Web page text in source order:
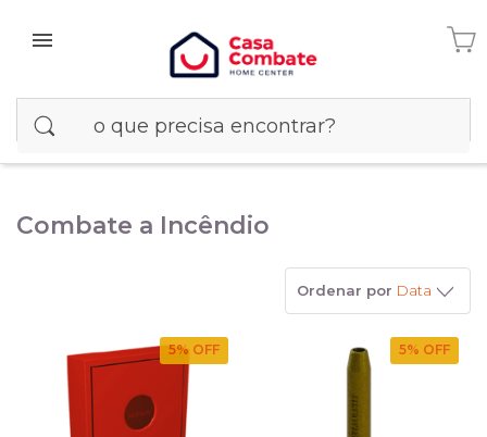
Combate a Incêndio
Ordenar por Data
5% OFF 5% OFF